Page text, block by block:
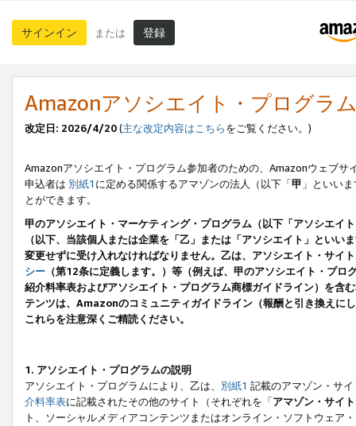
サインイン または 登録
Amazonアソシエイト・プログラ
改定日: 2026/4/20(主な改定内容はこちらをご覧ください。)
Amazonアソシエイト・プログラム参加者のための、Amazonウェブサ
申込者は 別紙1 に定める関係するアマゾンの法人（以下「甲 」といい
とができます。
甲のアソシエイト・マーケティング・プログラム（以下「アソシエイ
（以下、当該個人または企業を「乙」または「アソシエイト」とい
変更せずに受け入れなければなりません。乙は、アソシエイト・サイ
シー （第12条に定義します。）等（例えば、甲のアソシエイト・プ
紹介料率表およびアソシエイト・プログラム商標ガイドライン）を
テンツは、Amazonのコミュニティガイドライン（報酬と引き換えに
これらを注意深くご精読ください。
1. アソシエイト・プログラムの説明
アソシエイト・プログラムにより、乙は、 別紙1 記載のアマゾン・サ
介料率表に記載されたその他のサイト（それぞれを「アマゾン・サイト
ト、ソーシャルメディアコンテンツまたはオンライン・ソフトウェア